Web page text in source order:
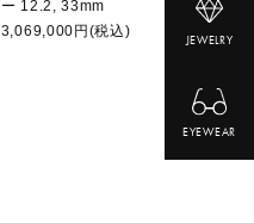
JEWELRY
EYEWEAR
ー 12.2, 33mm
3,069,000円(税込)